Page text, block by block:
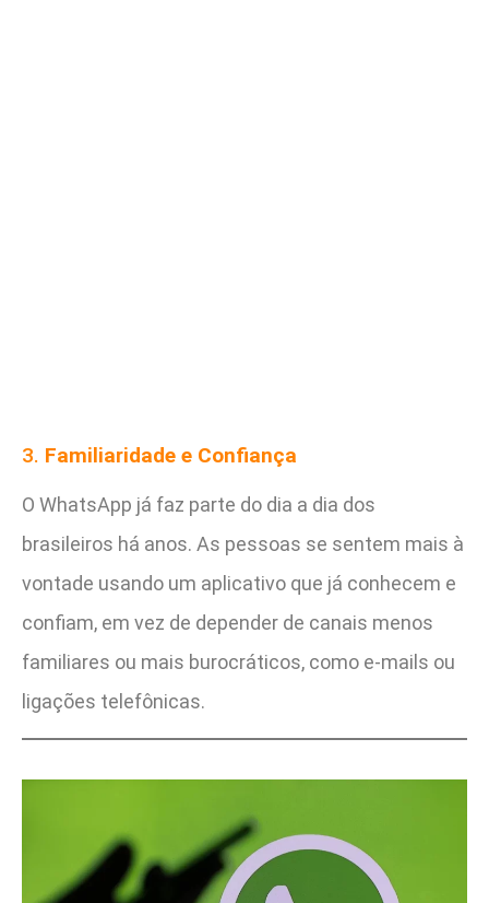
3. Familiaridade e Confiança
O WhatsApp já faz parte do dia a dia dos
brasileiros há anos. As pessoas se sentem mais à
vontade usando um aplicativo que já conhecem e
confiam, em vez de depender de canais menos
familiares ou mais burocráticos, como e-mails ou
ligações telefônicas.